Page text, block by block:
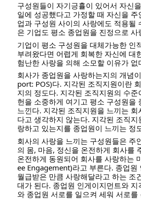
구성원들이 자기긍휼이 있어서 자신
일에 성공했다고 가정할 때 자신을
업과 구성원 사이의 사랑에도 적용될
은 기업도 평소 종업원을 진정으로
기업이 평소 구성원을 대체가능한 인
부려왔다면 어렵게 회복한 자신에 대
험난한 사랑을 의해 소모할 이유가
회사가 종업원을 사랑하는지의 개념
port: POS)다. 지각된 조직지원이란
지의 정도다. 지각된 조직지원의 수
헌을 소중하게 여기고 평소 구성원을
느낀다. 지각된 조직지원을 느끼는
다고 생각하지 않는다. 지각된 조직
랑하고 있는지를 종업원이 느끼는 정
회사의 사랑을 느끼는 구성원들은 주
의 몸, 마음, 정신을 온전하게 회사를
온전하게 동원되어 회사를 사랑하는
ee Engagement)라고 부른다. 종업
월급받은 만큼 사랑해달라고 하는 조
대가 된다. 종업원 인게이지먼트와
와 종업원 서로를 일으켜 세워 서로